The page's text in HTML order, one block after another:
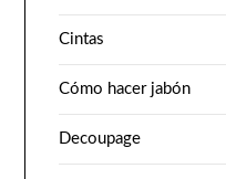
Cintas
Cómo hacer jabón
Decoupage